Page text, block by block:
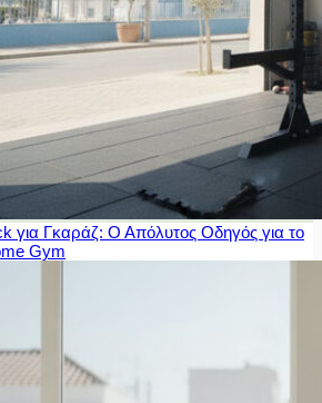
για Γκαράζ: Ο Απόλυτος Οδηγός για το
Gym